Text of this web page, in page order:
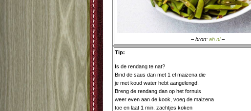
– bron: ah.nl–
Tip:
Is de rendang te nat?
Bind de saus dan met 1 el maizena die
je met koud water hebt aangelengd.
Breng de rendang dan op het fornuis
weer even aan de kook, voeg de maizena
toe en laat 1 min. zachtjes koken